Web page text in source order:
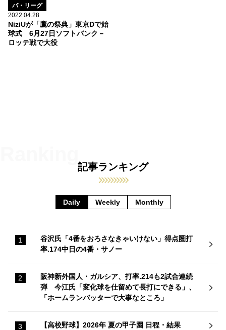
パ・リーグ
2022.04.28
NiziUが「鷹の祭典」東京Dで始
球式 6月27日ソフトバンク－
ロッテ戦で大役
記事ランキング
Daily Weekly Monthly
谷沢氏「4番をおろさなきゃいけない」得点圏打
率.174中日の4番・サノー
阪神新外国人・ガルシア、打率.214も2試合連続
弾 今江氏「変化球を仕留めて長打にできる」、
「ホームランバッターで大事なところ」
【高校野球】2026年 夏の甲子園 日程・結果